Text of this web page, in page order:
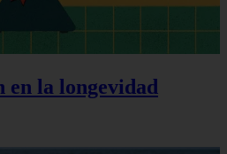
en la longevidad